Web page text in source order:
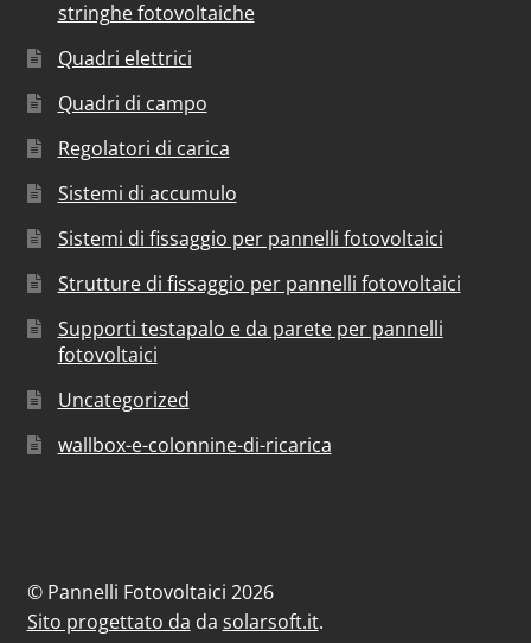
stringhe fotovoltaiche
Quadri elettrici
Quadri di campo
Regolatori di carica
Sistemi di accumulo
Sistemi di fissaggio per pannelli fotovoltaici
Strutture di fissaggio per pannelli fotovoltaici
Supporti testapalo e da parete per pannelli
fotovoltaici
Uncategorized
wallbox-e-colonnine-di-ricarica
© Pannelli Fotovoltaici 2026
Sito progettato da da solarsoft.it.